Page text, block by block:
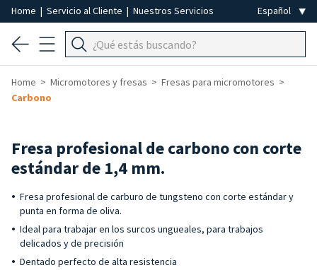
Home | Servicio al Cliente | Nuestros Servicios
Home Micromotores y fresas
Fresas para micromotores
Carbono
Fresa profesional de carbono con corte
estándar de 1,4 mm.
Fresa profesional de carburo de tungsteno con corte estándar y
punta en forma de oliva.
Ideal para trabajar en los surcos ungueales, para trabajos
delicados y de precisión
Dentado perfecto de alta resistencia